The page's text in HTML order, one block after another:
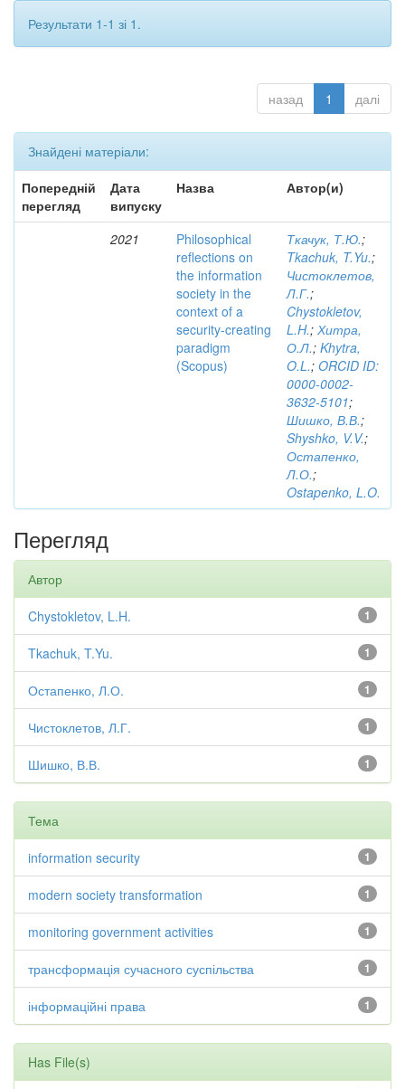
Результати 1-1 зі 1.
назад 1 далі
Знайдені матеріали:
Попередній
перегляд
Дата
випуску
Назва Автор(и)
2021
Philosophical
reflections on
the information
society in the
context of a
security-creating
paradigm
(Scopus)
Ткачук, Т.Ю.;
Tkachuk, T.Yu.;
Чистоклетов,
Л.Г.;
Chystokletov,
L.H.; Хитра,
О.Л.; Khytra,
O.L.; ORCID ID:
0000-0002-
3632-5101;
Шишко, В.В.;
Shyshko, V.V.;
Остапенко,
Л.О.;
Ostapenko, L.O.
Перегляд
Автор
1
Chystokletov, L.H.
1
Tkachuk, T.Yu.
1
Остапенко, Л.О.
1
Чистоклетов, Л.Г.
1
Шишко, В.В.
Тема
1
information security
1
modern society transformation
1
monitoring government activities
1
трансформація сучасного суспільства
1
інформаційні права
Has File(s)